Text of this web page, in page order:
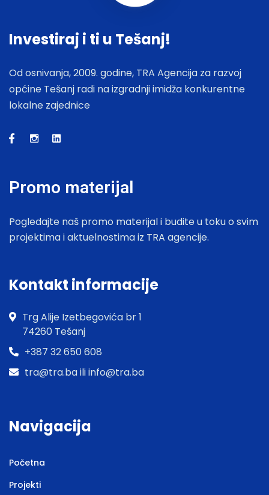
Investiraj i ti u Tešanj!
Od osnivanja, 2009. godine, TRA Agencija za razvoj
općine Tešanj radi na izgradnji imidža konkurentne
lokalne zajednice
Promo materijal
Pogledajte naš promo materijal i budite u toku o svim
projektima i aktuelnostima iz TRA agencije.
Kontakt informacije
Trg Alije Izetbegovića br 1
74260 Tešanj
+387 32 650 608
tra@tra.ba ili info@tra.ba
Navigacija
Početna
Projekti